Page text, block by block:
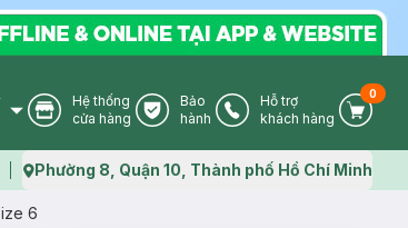
Store Icon
Hệ thống
cửa hàng
Warranty Icon
Bảo
hành
Phone Icon
Hỗ trợ
khách hàng
Cart
0
Map icon
Phường 8, Quận 10, Thành phố Hồ Chí Minh
6